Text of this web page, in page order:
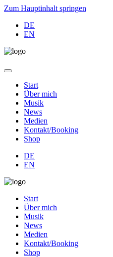
Zum Hauptinhalt springen
DE
EN
Start
Über mich
Musik
News
Medien
Kontakt/Booking
Shop
DE
EN
Start
Über mich
Musik
News
Medien
Kontakt/Booking
Shop